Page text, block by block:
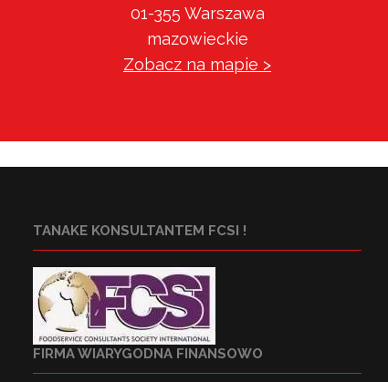
01-355 Warszawa
mazowieckie
Zobacz na mapie >
TANAKE KONSULTANTEM FCSI !
FIRMA WIARYGODNA FINANSOWO